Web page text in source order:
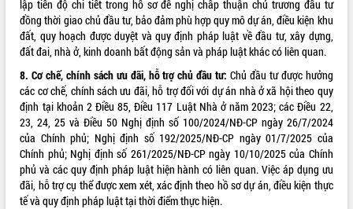
Ngành cá ngừ Đắk Lắk chủ động thích
ứng để giữ vững thị trường xuất khẩu
Diễn đàn Kinh tế tư nhân Việt Nam đột
phá cơ chế - Hợp tác công tư
Đề án 06 tạo bước ngoặt đột phá trong
cải cách hành chính tỉnh Đắk Lắk
Kết nối tour, đẩy mạnh chuyển đổi số
để phát triển du lịch Đắk Lắk
Khởi động Dự án Đầu tư xây dựng hạ
tầng kỹ thuật Cụm công nghiệp Tân
Tiến
lập tiến độ chi tiết trong hồ sơ đề nghị chấp thuận chủ trương đầu tư
đồng thời giao chủ đầu tư, bảo đảm phù hợp quy mô dự án, điều kiện khu
đất, quy hoạch được duyệt và quy định pháp luật về đầu tư, xây dựng,
đất đai, nhà ở, kinh doanh bất động sản và pháp luật khác có liên quan.
8. Cơ chế, chính sách ưu đãi, hỗ trợ chủ đầu tư: Chủ đầu tư được hưởng
các cơ chế, chính sách ưu đãi, hỗ trợ đối với dự án nhà ở xã hội theo quy
định tại khoản 2 Điều 85, Điều 117 Luật Nhà ở năm 2023; các Điều 22,
23, 24, 25 và Điều 50 Nghị định số 100/2024/NĐ-CP ngày 26/7/2024
của Chính phủ; Nghị định số 192/2025/NĐ-CP ngày 01/7/2025 của
Chính phủ; Nghị định số 261/2025/NĐ-CP ngày 10/10/2025 của Chính
phủ và các quy định pháp luật hiện hành có liên quan. Việc áp dụng ưu
đãi, hỗ trợ cụ thể được xem xét, xác định theo hồ sơ dự án, điều kiện thực
tế và quy định pháp luật tại thời điểm thực hiện.